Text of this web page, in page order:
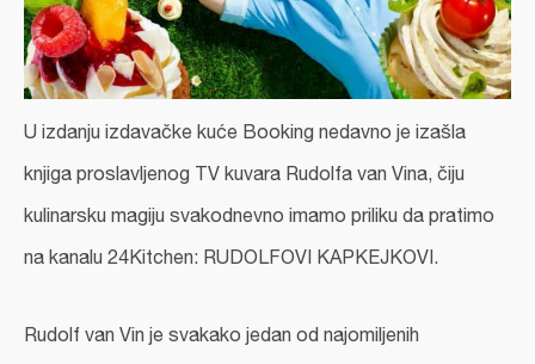
U izdanju izdavačke kuće Booking nedavno je izašla
knjiga proslavljenog TV kuvara Rudolfa van Vina, čiju
kulinarsku magiju svakodnevno imamo priliku da pratimo
na kanalu 24Kitchen: RUDOLFOVI KAPKEJKOVI.
Rudolf van Vin je svakako jedan od najomiljenih